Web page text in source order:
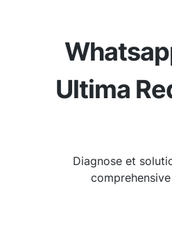
Ultima
Diagnose et